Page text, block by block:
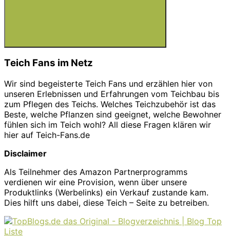
Search
Teich Fans im Netz
Wir sind begeisterte Teich Fans und erzählen hier von
unseren Erlebnissen und Erfahrungen vom Teichbau bis
zum Pflegen des Teichs. Welches Teichzubehör ist das
Beste, welche Pflanzen sind geeignet, welche Bewohner
fühlen sich im Teich wohl? All diese Fragen klären wir
hier auf Teich-Fans.de
Disclaimer
Als Teilnehmer des Amazon Partnerprogramms
verdienen wir eine Provision, wenn über unsere
Produktlinks (Werbelinks) ein Verkauf zustande kam.
Dies hilft uns dabei, diese Teich – Seite zu betreiben.